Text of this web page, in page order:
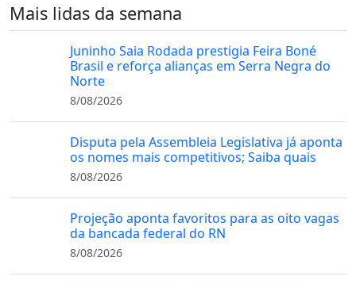
Mais lidas da semana
Juninho Saia Rodada prestigia Feira Boné
Brasil e reforça alianças em Serra Negra do
Norte
8/08/2026
Disputa pela Assembleia Legislativa já aponta
os nomes mais competitivos; Saiba quais
8/08/2026
Projeção aponta favoritos para as oito vagas
da bancada federal do RN
8/08/2026